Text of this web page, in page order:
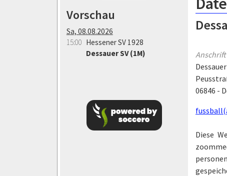
Vorschau
Sa, 08.08.2026
15:00 Hessener SV 1928
Dessauer SV (1M)
Anschrift
Dessauer
06846 -
Diese